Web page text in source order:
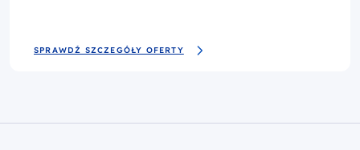
SPRAWDŹ SZCZEGÓŁY OFERTY